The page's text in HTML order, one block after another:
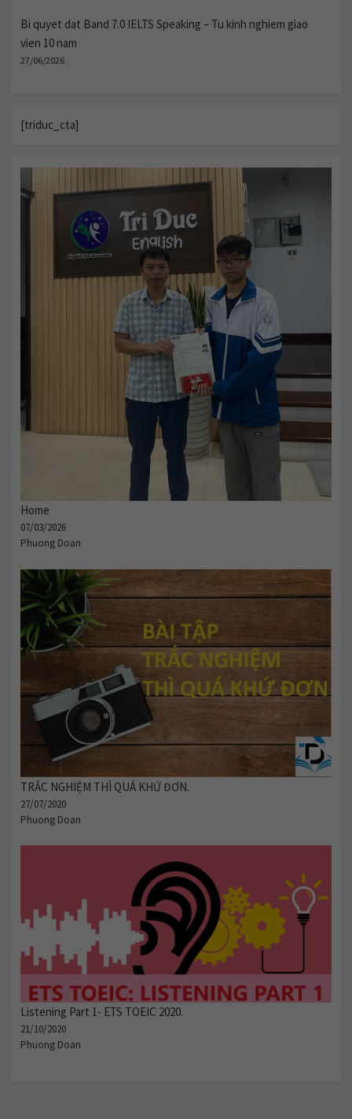
Bi quyet dat Band 7.0 IELTS Speaking – Tu kinh nghiem giao
vien 10 nam
27/06/2026
[triduc_cta]
Home
07/03/2026
Phuong Doan
TRẮC NGHIỆM THÌ QUÁ KHỨ ĐƠN.
27/07/2020
Phuong Doan
Listening Part 1- ETS TOEIC 2020.
21/10/2020
Phuong Doan